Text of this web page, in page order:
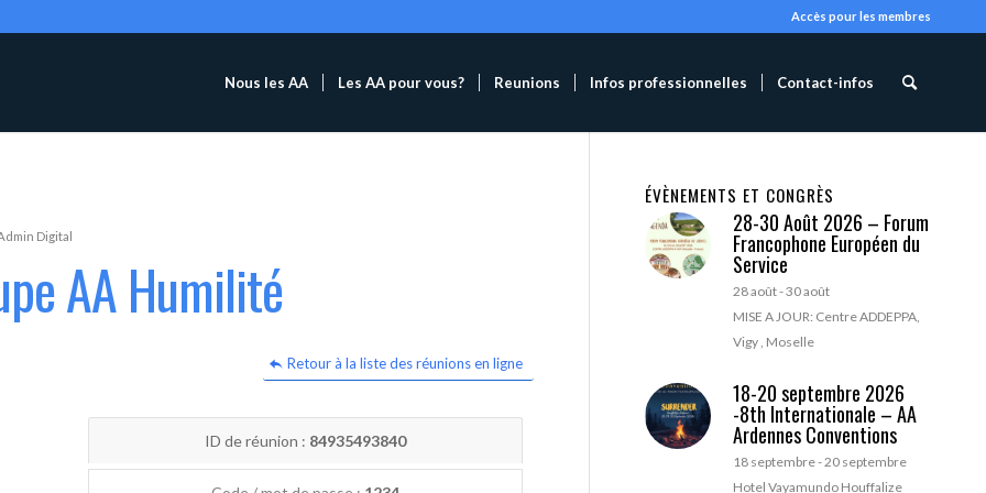
Accès pour les membres
Nous les AA Les AA pour vous? Reunions Infos professionnelles Contact-infos
Digital
AA Humilité
Retour à la liste des réunions en ligne
ID de réunion : 84935493840
ÉVÈNEMENTS ET CONGRÈS
28-30 Août 2026 – Forum
Francophone Européen du
Service
28 août-30 août
MISE A JOUR: Centre ADDEPPA,
Vigy , Moselle
18-20 septembre 2026
-8th Internationale – AA
Ardennes Conventions
18 septembre-20 septembre
Hotel Vayamundo Houffalize